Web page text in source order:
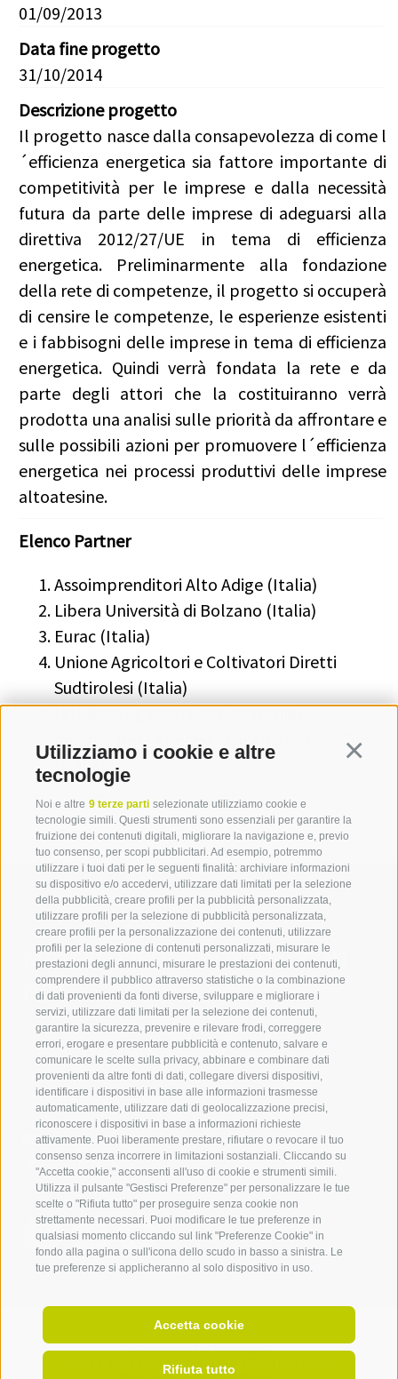
Utilizziamo i cookie e altre
tecnologie
Noi e altre 9 terze parti selezionate utilizziamo cookie e
tecnologie simili. Questi strumenti sono essenziali per garantire la
fruizione dei contenuti digitali, migliorare la navigazione e, previo
tuo consenso, per scopi pubblicitari. Ad esempio, potremmo
utilizzare i tuoi dati per le seguenti finalità: archiviare informazioni
su dispositivo e/o accedervi, utilizzare dati limitati per la selezione
della pubblicità, creare profili per la pubblicità personalizzata,
utilizzare profili per la selezione di pubblicità personalizzata,
creare profili per la personalizzazione dei contenuti, utilizzare
profili per la selezione di contenuti personalizzati, misurare le
prestazioni degli annunci, misurare le prestazioni dei contenuti,
comprendere il pubblico attraverso statistiche o la combinazione
di dati provenienti da fonti diverse, sviluppare e migliorare i
servizi, utilizzare dati limitati per la selezione dei contenuti,
garantire la sicurezza, prevenire e rilevare frodi, correggere
errori, erogare e presentare pubblicità e contenuto, salvare e
comunicare le scelte sulla privacy, abbinare e combinare dati
provenienti da altre fonti di dati, collegare diversi dispositivi,
identificare i dispositivi in base alle informazioni trasmesse
automaticamente, utilizzare dati di geolocalizzazione precisi,
riconoscere i dispositivi in base a informazioni richieste
attivamente. Puoi liberamente prestare, rifiutare o revocare il tuo
consenso senza incorrere in limitazioni sostanziali. Cliccando su
"Accetta cookie," acconsenti all'uso di cookie e strumenti simili.
Utilizza il pulsante "Gestisci Preferenze" per personalizzare le tue
scelte o "Rifiuta tutto" per proseguire senza cookie non
strettamente necessari. Puoi modificare le tue preferenze in
qualsiasi momento cliccando sul link "Preferenze Cookie" in
fondo alla pagina o sull'icona dello scudo in basso a sinistra. Le
tue preferenze si applicheranno al solo dispositivo in uso.
Accetta cookie
Rifiuta tutto
01/09/2013
Data fine progetto
31/10/2014
Descrizione progetto
Il progetto nasce dalla consapevolezza di come l
´efficienza energetica sia fattore importante di
competitività per le imprese e dalla necessità
futura da parte delle imprese di adeguarsi alla
direttiva 2012/27/UE in tema di efficienza
energetica. Preliminarmente alla fondazione
della rete di competenze, il progetto si occuperà
di censire le competenze, le esperienze esistenti
e i fabbisogni delle imprese in tema di efficienza
energetica. Quindi verrà fondata la rete e da
parte degli attori che la costituiranno verrà
prodotta una analisi sulle priorità da affrontare e
sulle possibili azioni per promuovere l´efficienza
energetica nei processi produttivi delle imprese
altoatesine.
Elenco Partner
Assoimprenditori Alto Adige (Italia)
Libera Università di Bolzano (Italia)
Eurac (Italia)
Unione Agricoltori e Coltivatori Diretti
Sudtirolesi (Italia)
LVH Bildung & Service Gen (Italia)
Agenzia per l'Energia Alto Adige - CasaClima
(Italia)
Mettetevi in contatto con
noi
IDM Südtirol - Alto Adige
+39 0471 094 000
info[at]idm-suedtirol.com
idm[at]pec.idm-suedtirol.com
SCRIVICI
DOVE SIAMO
Indirizzo di fatturazione:
Piazza della Parrocchia, 11,I-